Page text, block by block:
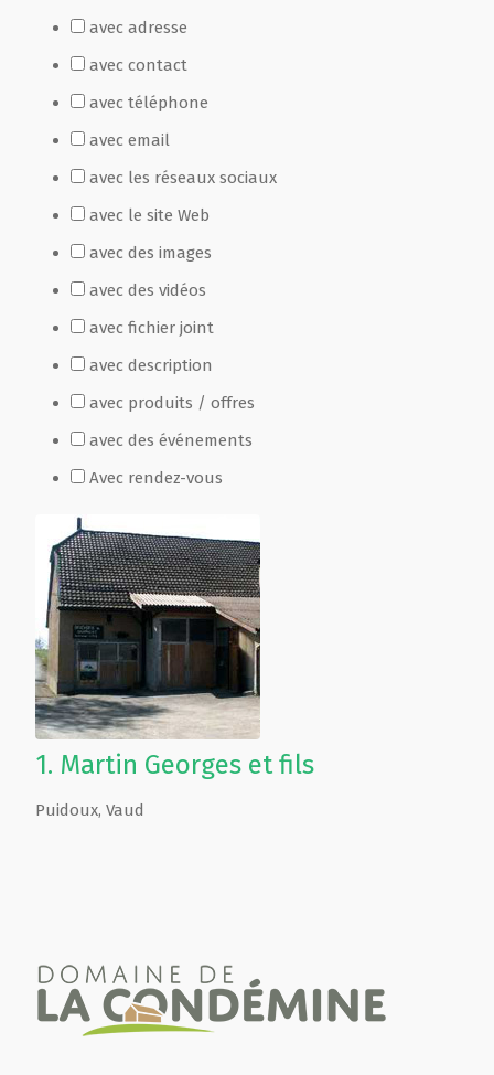
avec adresse
avec contact
avec téléphone
avec email
avec les réseaux sociaux
avec le site Web
avec des images
avec des vidéos
avec fichier joint
avec description
avec produits / offres
avec des événements
Avec rendez-vous
1. Martin Georges et fils
Puidoux, Vaud
Fête Marché Paysan
Partenaires